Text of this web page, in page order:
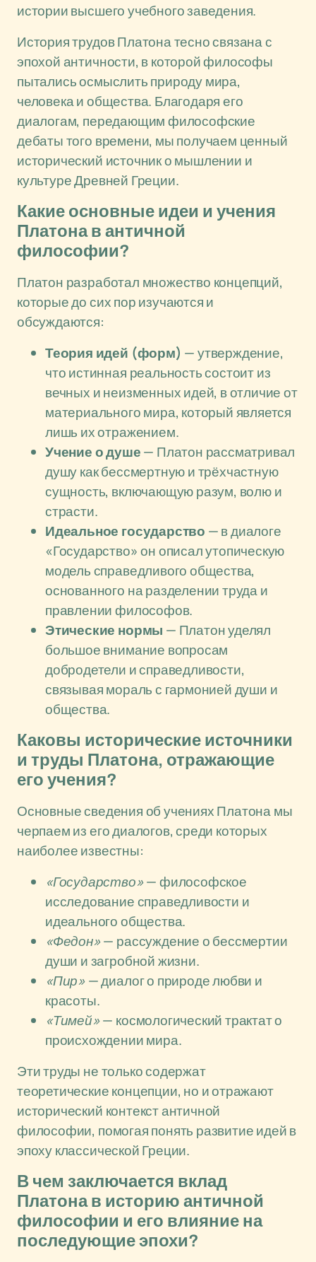
истории высшего учебного заведения.
История трудов Платона тесно связана с
эпохой античности, в которой философы
пытались осмыслить природу мира,
человека и общества. Благодаря его
диалогам, передающим философские
дебаты того времени, мы получаем ценный
исторический источник о мышлении и
культуре Древней Греции.
Какие основные идеи и учения
Платона в античной
философии?
Платон разработал множество концепций,
которые до сих пор изучаются и
обсуждаются:
Теория идей (форм) — утверждение,
что истинная реальность состоит из
вечных и неизменных идей, в отличие от
материального мира, который является
лишь их отражением.
Учение о душе— Платон рассматривал
душу как бессмертную и трёхчастную
сущность, включающую разум, волю и
страсти.
Идеальное государство — в диалоге
«Государство» он описал утопическую
модель справедливого общества,
основанного на разделении труда и
правлении философов.
Этические нормы — Платон уделял
большое внимание вопросам
добродетели и справедливости,
связывая мораль с гармонией души и
общества.
Каковы исторические источники
и труды Платона, отражающие
его учения?
Основные сведения об учениях Платона мы
черпаем из его диалогов, среди которых
наиболее известны:
«Государство»— философское
исследование справедливости и
идеального общества.
«Федон»— рассуждение о бессмертии
души и загробной жизни.
«Пир»— диалог о природе любви и
красоты.
«Тимей»— космологический трактат о
происхождении мира.
Эти труды не только содержат
теоретические концепции, но и отражают
исторический контекст античной
философии, помогая понять развитие идей в
эпоху классической Греции.
В чем заключается вклад
Платона в историю античной
философии и его влияние на
последующие эпохи?